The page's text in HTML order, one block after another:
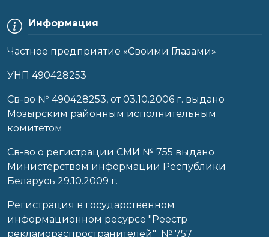
Информация
Частное предприятие «Своими Глазами»
УНП 490428253
Cв-во № 490428253, от 03.10.2006 г. выдано
Мозырским районным исполнительным
комитетом
Св-во о регистрации СМИ № 755 выдано
Министерством информации Республики
Беларусь 29.10.2009 г.
Регистрация в государственном
информационном ресурсе "Реестр
рекламораспространителей" № 757